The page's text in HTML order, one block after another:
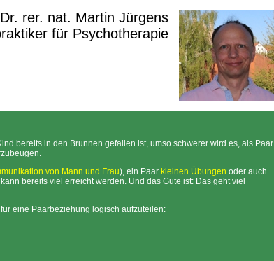
Dr. rer. nat. Martin Jürgens
für Psychotherapie
bereits in den Brunnen gefallen ist, umso schwerer wird es, als Paar
von Mann und Frau), ein Paar kleinen Übungen oder auch
kann bereits viel erreicht werden. Und das Gute ist: Das geht viel
eine Paarbeziehung logisch aufzuteilen: